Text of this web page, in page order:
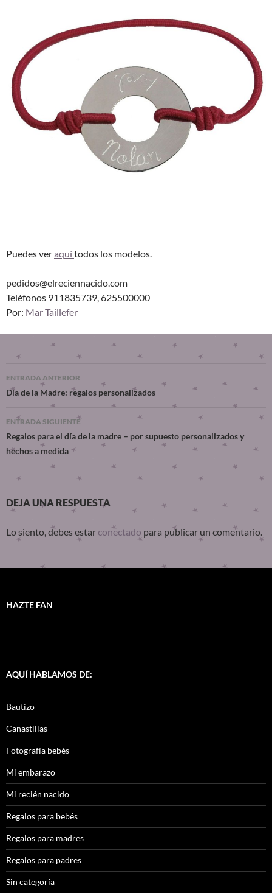
Puedes veraquítodos los modelos.
pedidos@elreciennacido.com
Teléfonos 911835739, 625500000
Por: Mar Taillefer
ENTRADA ANTERIOR
Día de la Madre: regalos personalizados
ENTRADA SIGUIENTE
Regalos para el día de la madre – por supuesto personalizados y
hechos a medida
DEJA UNA RESPUESTA
Lo siento, debes estar conectado para publicar un comentario.
HAZTE FAN
AQUÍ HABLAMOS DE:
Bautizo
Canastillas
Fotografía bebés
Mi embarazo
Mi recién nacido
Regalos para bebés
Regalos para madres
Regalos para padres
Sin categoría